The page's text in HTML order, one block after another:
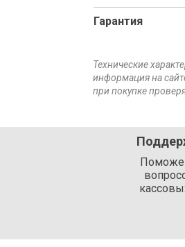
Гарантия
Технические
информация на
при покупке